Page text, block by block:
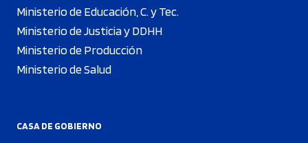
Ministerio de Educación, C. y Tec.
Ministerio de Justicia y DDHH
Ministerio de Producción
Ministerio de Salud
CASA DE GOBIERNO